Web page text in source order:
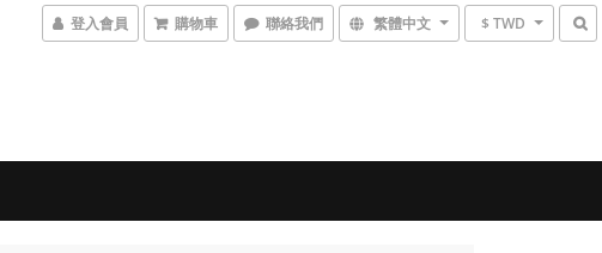
登入會員 購物車 聯絡我們 繁體中文 $ TWD